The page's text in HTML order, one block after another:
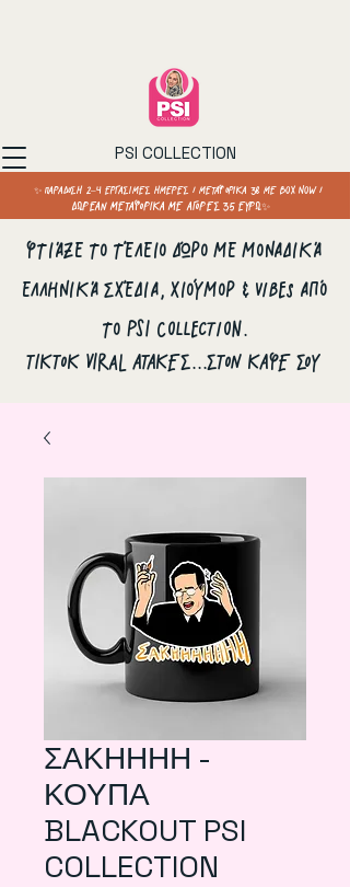
PSI COLLECTION
✨ ΠΑΡΑΔΟΣΗ 2–4 ΕΡΓΑΣΙΜΕΣ ΗΜΕΡΕΣ / ΜΕΤΑΦΟΡΙΚΑ 3€ ΜΕ BOX NOW /
ΔΩΡΕΑΝ ΜΕΤΑΦΟΡΙΚΑ ΜΕ ΑΓΟΡΕΣ 35 ΕΥΡΩ✨
Φτιάξε το τέλειο δώρο με μοναδικά
ελληνικά σχέδια, χιούμορ & vibes από
το PSI Collection.
ΤΙΚΤΟΚ VIRAL ΑΤΑΚΕΣ...ΣΤΟΝ ΚΑΦΕ ΣΟΥ
ΣΑΚΗΗΗΗ -
ΚΟΥΠΑ
BLACKOUT PSI
COLLECTION